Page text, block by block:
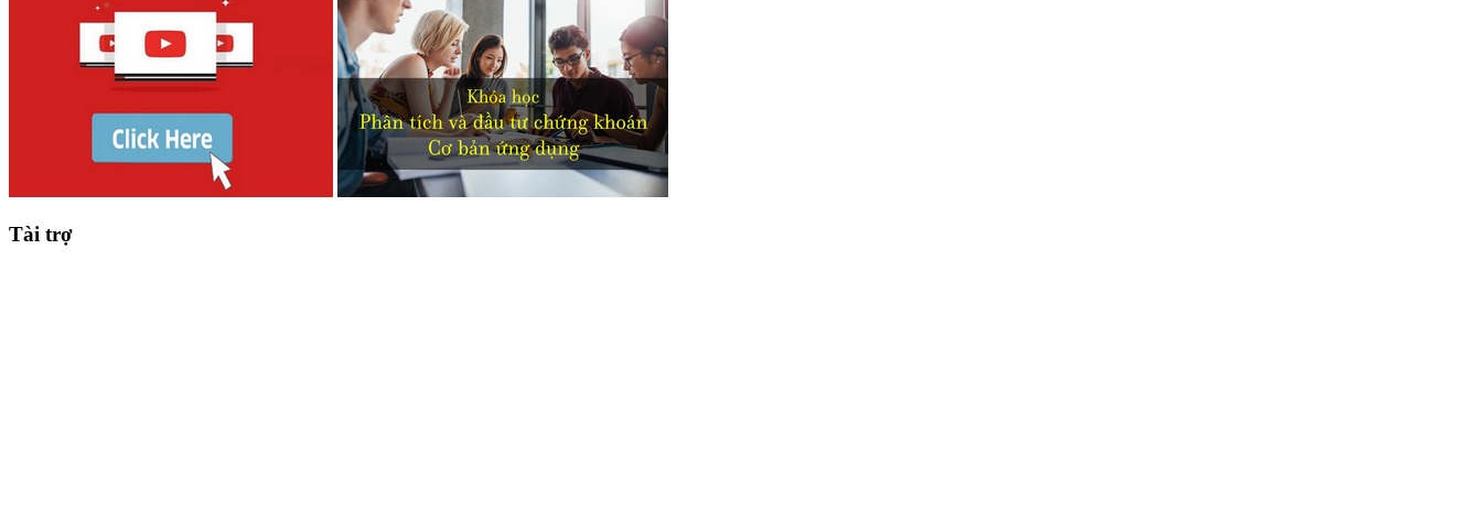
Tài trợ